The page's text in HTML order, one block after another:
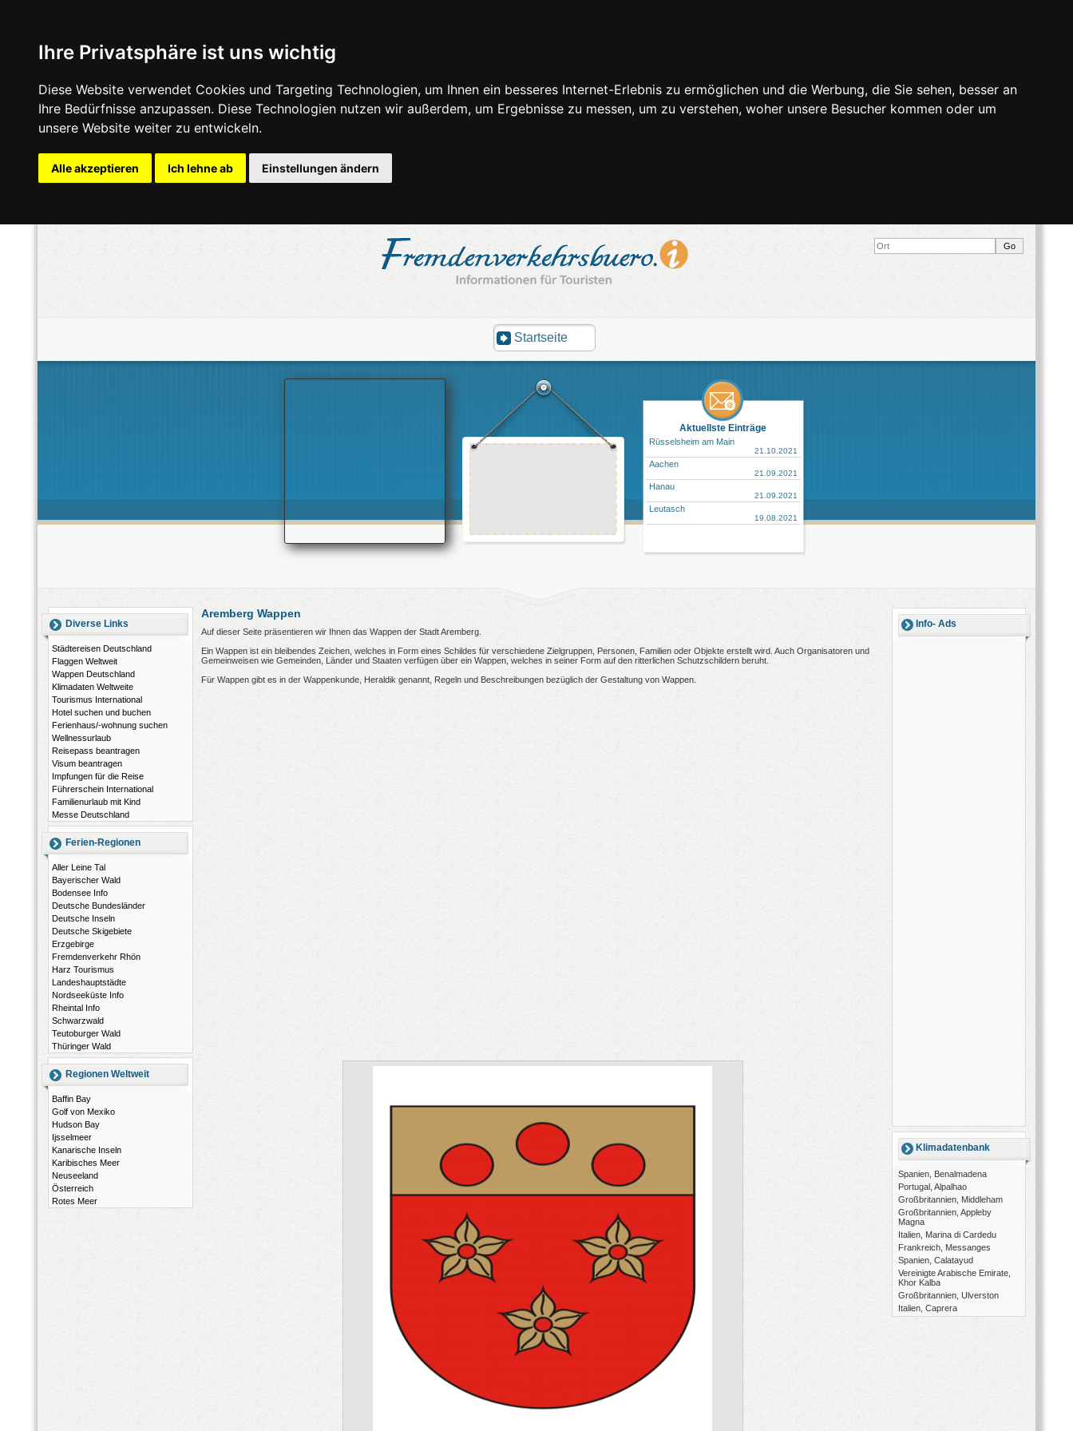
Ihre Privatsphäre ist uns wichtig
Diese Website verwendet Cookies und Targeting Technologien, um Ihnen ein besseres Internet-Erlebnis zu ermöglichen und die Werbung, die Sie sehen, besser an
Ihre Bedürfnisse anzupassen. Diese Technologien nutzen wir außerdem, um Ergebnisse zu messen, um zu verstehen, woher unsere Besucher kommen oder um
unsere Website weiter zu entwickeln.
Alle akzeptieren Ich lehne ab Einstellungen ändern
Startseite
Aktuellste Einträge
Rüsselsheim am Main
21.10.2021
Aachen
21.09.2021
Hanau
21.09.2021
Leutasch
19.08.2021
Diverse Links
Städtereisen Deutschland
Flaggen Weltweit
Wappen Deutschland
Klimadaten Weltweite
Tourismus International
Hotel suchen und buchen
Ferienhaus/-wohnung suchen
Wellnessurlaub
Reisepass beantragen
Visum beantragen
Impfungen für die Reise
Führerschein International
Familienurlaub mit Kind
Messe Deutschland
Ferien-Regionen
Aller Leine Tal
Bayerischer Wald
Bodensee Info
Deutsche Bundesländer
Deutsche Inseln
Deutsche Skigebiete
Erzgebirge
Fremdenverkehr Rhön
Harz Tourismus
Landeshauptstädte
Nordseeküste Info
Rheintal Info
Schwarzwald
Teutoburger Wald
Thüringer Wald
Regionen Weltweit
Baffin Bay
Golf von Mexiko
Hudson Bay
Ijsselmeer
Kanarische Inseln
Karibisches Meer
Neuseeland
Österreich
Rotes Meer
Info- Ads
Klimadatenbank
Spanien, Benalmadena
Portugal, Alpalhao
Großbritannien, Middleham
Großbritannien, Appleby
Magna
Italien, Marina di Cardedu
Frankreich, Messanges
Spanien, Calatayud
Vereinigte Arabische Emirate,
Khor Kalba
Großbritannien, Ulverston
Italien, Caprera
Aremberg Wappen
Auf dieser Seite präsentieren wir Ihnen das Wappen der Stadt Aremberg.
Ein Wappen ist ein bleibendes Zeichen, welches in Form eines Schildes für verschiedene Zielgruppen, Personen, Familien oder Objekte erstellt wird. Auch Organisatoren und
Gemeinweisen wie Gemeinden, Länder und Staaten verfügen über ein Wappen, welches in seiner Form auf den ritterlichen Schutzschildern beruht.
Für Wappen gibt es in der Wappenkunde, Heraldik genannt, Regeln und Beschreibungen bezüglich der Gestaltung von Wappen.